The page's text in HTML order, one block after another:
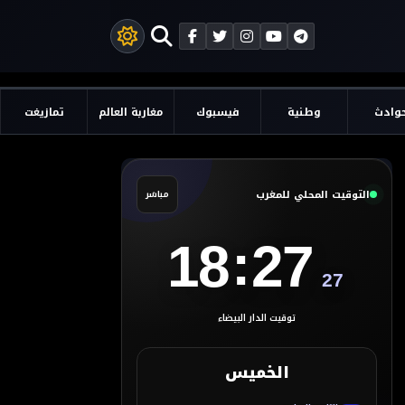
وطنية فيسبوك مغاربة العالم تمازيغت
التوقيت المحلي للمغرب مباشر
18:27 28
توقيت الدار البيضاء
الخميس